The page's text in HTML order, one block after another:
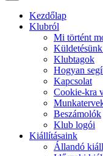
Kezdőlap
Klubról
Mi történt
Klubtagok
Hogyan
Kapcsolat
Cookie-kra
Beszámolók
Klub logói
Kiállításaink
Állandó